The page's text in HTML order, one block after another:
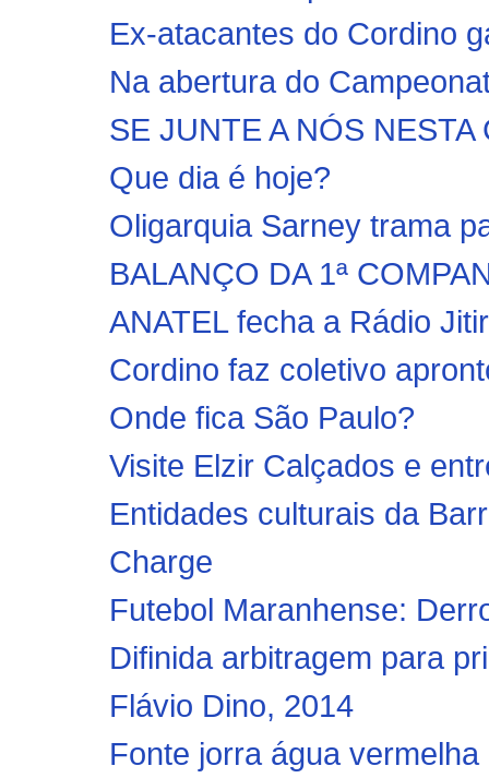
Ex-atacantes do Cordino
Na abertura do
SE JUNTE A NÓS NESTA
Que dia é hoje?
Oligarquia Sarney trama
BALANÇO DA 1ª
ANATEL fecha a Rádio
Cordino faz coletivo
Onde fica São Paulo?
Visite Elzir Calçados e
Entidades culturais da
Charge
Futebol Maranhense:
Difinida arbitragem para
Flávio Dino, 2014
Fonte jorra água